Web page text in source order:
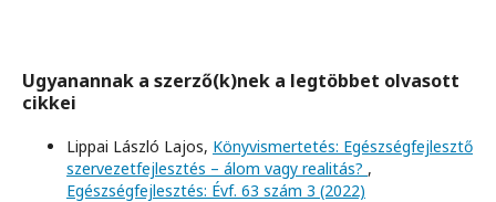
Ugyanannak a szerző(k)nek a legtöbbet olvasott
cikkei
Lippai László Lajos, Könyvismertetés: Egészségfejlesztő
szervezetfejlesztés – álom vagy realitás? ,
Egészségfejlesztés: Évf. 63 szám 3 (2022)